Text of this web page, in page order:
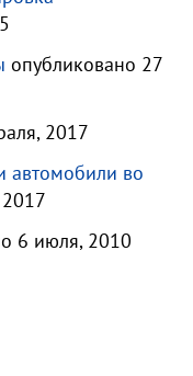
опубликовано 27
2017
автомобили во
6 июля, 2010